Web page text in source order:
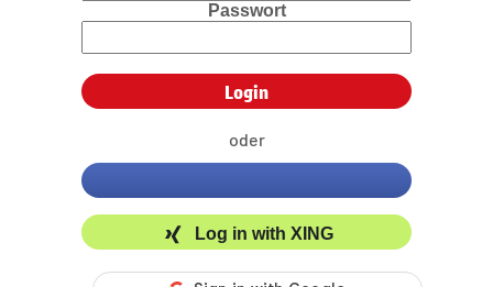
Passwort
oder
Log in with XING